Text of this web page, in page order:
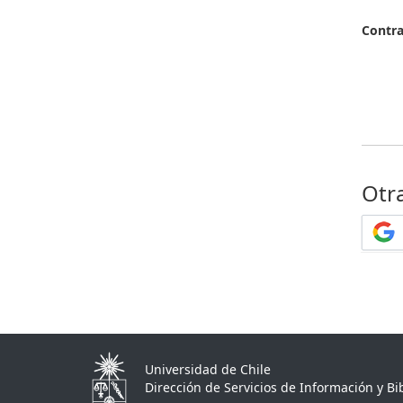
Universidad de Chile
Dirección de Servicios de Información y